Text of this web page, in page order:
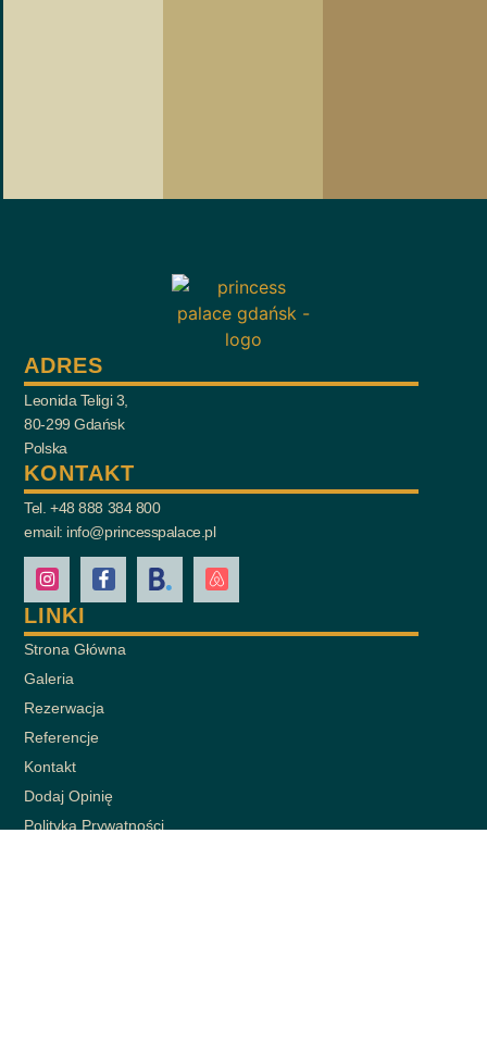
ADRES
Leonida Teligi 3,
80-299 Gdańsk
Polska
KONTAKT
Tel. +48 888 384 800
email: info@princesspalace.pl
LINKI
Strona Główna
Galeria
Rezerwacja
Referencje
Kontakt
Dodaj Opinię
Polityka Prywatności